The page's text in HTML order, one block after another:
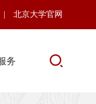
北京大学官网
务